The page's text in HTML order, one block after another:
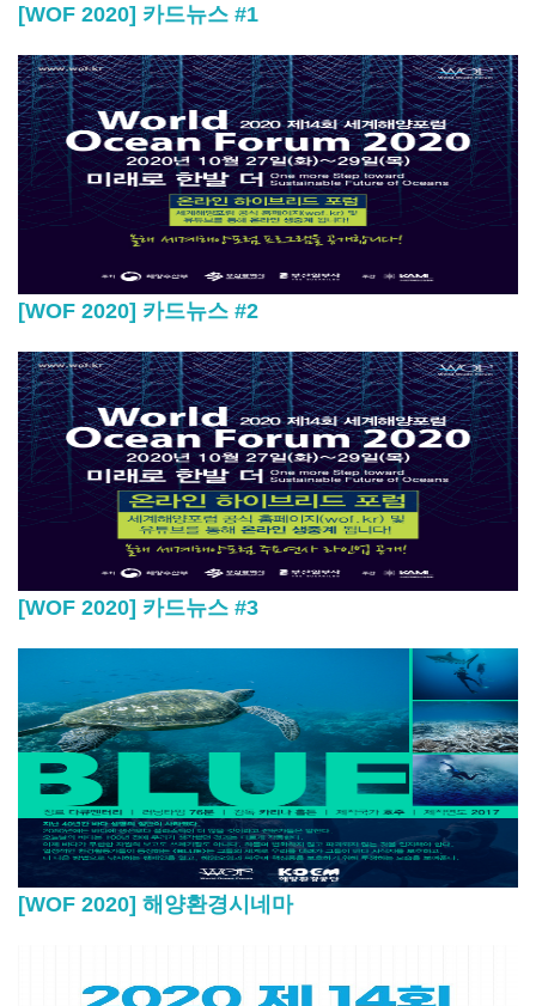
[WOF 2020] 카드뉴스 #1
[WOF 2020] 카드뉴스 #2
[WOF 2020] 카드뉴스 #3
[WOF 2020] 해양환경시네마